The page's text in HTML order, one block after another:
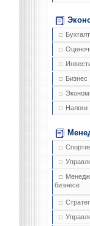
Бизнес
Налоги
бизнесе